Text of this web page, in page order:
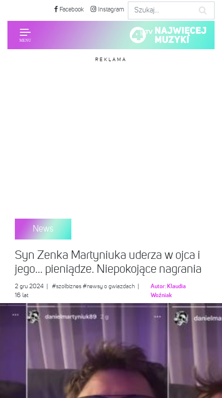
Facebook Instagram
REKLAMA
News
Syn Zenka Martyniuka uderza w ojca i
jego… pieniądze. Niepokojące nagrania
2 gru 2024 #szołbiznes #newsy o gwiazdach
16 lat
Autor: Klaudia
Woźniak